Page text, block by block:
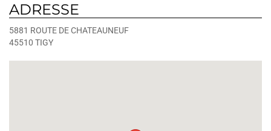
ADRESSE
5881 ROUTE DE CHATEAUNEUF
45510 TIGY